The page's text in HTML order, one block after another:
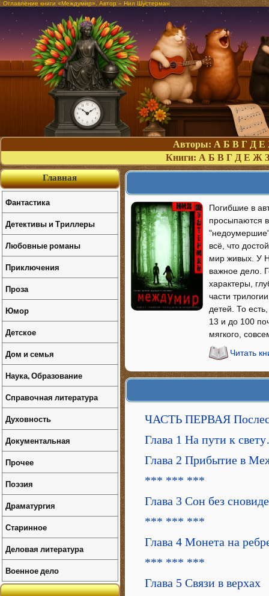
Оглавление книги «Междумир». Автор – Нил Шустерман
Авторы: А Б В Г Д Е
Книги: А Б В Г Д Е Ж З
Погибшие в
просыпаются
"недоумершие"
всё, что
мир живых. У
важное дело.
характеры,
части
детей. То
13 и до 100
мягкого,
Читать
ЧАСТЬ ПЕРВАЯ
Глава 1 На пути к
Глава 2 Прибытие в
*** *** ***
Глава 3 Сон без
*** *** ***
Глава 4 Монета на
*** *** ***
Глава 5 Связи в верхах
Главная
Фантастика
Детективы и Триллеры
Любовные романы
Приключения
Проза
Юмор
Детское
Дом и семья
Наука, Образование
Справочная литература
Духовность
Документальная
Прочее
Поэзия
Драматургия
Старинное
Деловая литература
Военное дело